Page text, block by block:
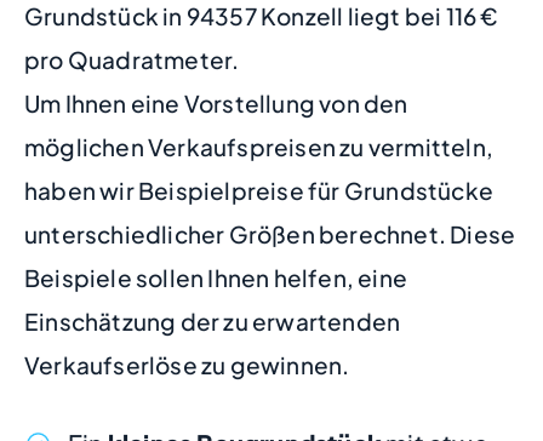
Grundstück in 94357 Konzell liegt bei 116 €
pro Quadratmeter.
Um Ihnen eine Vorstellung von den
möglichen Verkaufspreisen zu vermitteln,
haben wir Beispielpreise für Grundstücke
unterschiedlicher Größen berechnet. Diese
Beispiele sollen Ihnen helfen, eine
Einschätzung der zu erwartenden
Verkaufserlöse zu gewinnen.